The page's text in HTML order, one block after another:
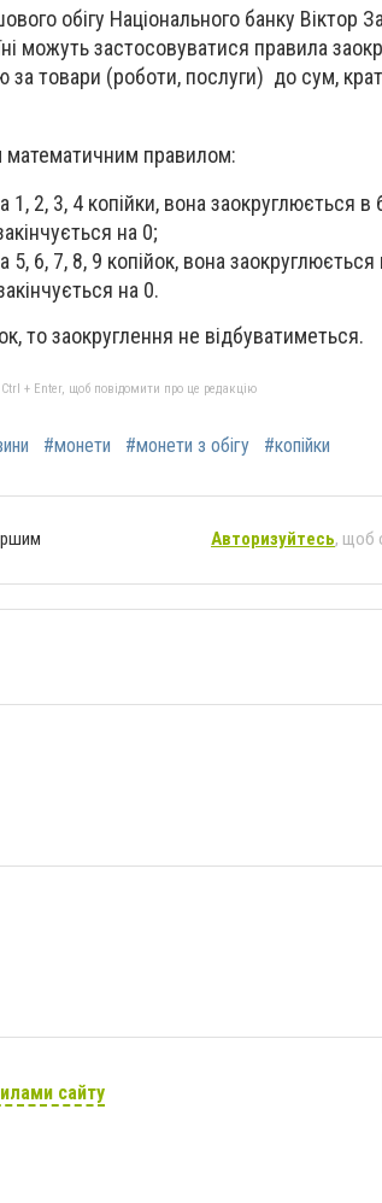
обігу Національного банку Віктор
можуть застосовуватися правила
за товари (роботи, послуги) до сум,
математичним правилом:
2, 3, 4 копійки, вона заокруглюється в
на 0;
6, 7, 8, 9 копійок, вона заокруглюється
на 0.
то заокруглення не відбуватиметься.
+ Enter, щоб повідомити про це редакцію
#монети #монети з обігу #копійки
Авторизуйтесь, щоб
сайту